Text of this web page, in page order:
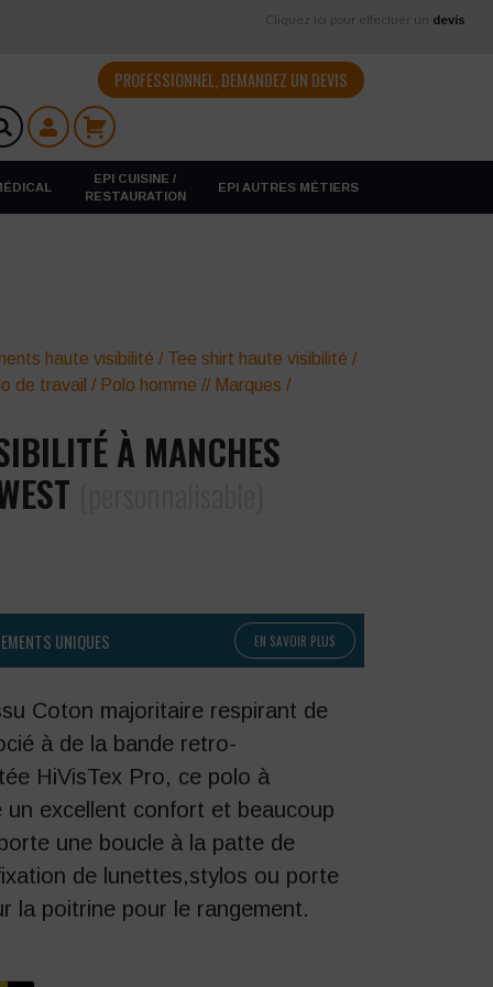
Cliquez ici pour effectuer un devis
PROFESSIONNEL, DEMANDEZ UN DEVIS
EPI CUISINE /
RESTAURATION
EPI AUTRES MÉTIERS
haute visibilité / Tee shirt haute visibilité /
de travail / Polo homme // Marques /
À MANCHES
UNIQUES EN SAVOIR PLUS
Coton majoritaire respirant de
à de la bande retro-
HiVisTex Pro, ce polo à
un excellent confort et beaucoup
une boucle à la patte de
de lunettes,stylos ou porte
la poitrine pour le rangement.